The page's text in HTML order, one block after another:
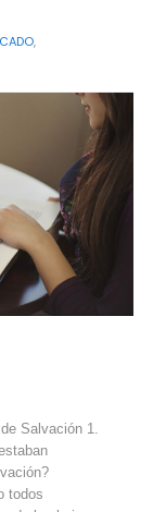
,
Salvación 1.
todos